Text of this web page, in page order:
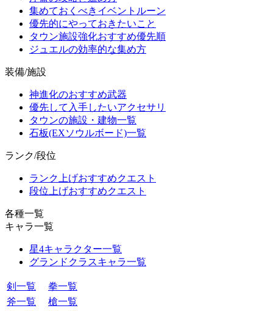
集めておくべきイベントルーン
優先的にやっておきたいこと
タウン施設強化おすすめ優先順
ジュエルの効率的な集め方
装備/施設
神進化のおすすめ武器
優先して入手したいアクセサリ
タウンの施設・建物一覧
石板(EXソウルボード)一覧
ランク/段位
ランク上げおすすめクエスト
段位上げおすすめクエスト
各種一覧
キャラ一覧
星4キャラクター一覧
グランドクラスキャラ一覧
剣一覧
拳一覧
斧一覧
槍一覧